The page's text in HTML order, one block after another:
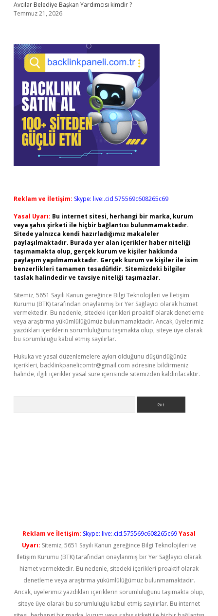
Avcılar Belediye Başkan Yardımcısı kimdir ?
Temmuz 21, 2026
Reklam ve İletişim: Skype: live:.cid.575569c608265c69
Yasal Uyarı: Bu internet sitesi, herhangi bir marka, kurum
veya şahıs şirketi ile hiçbir bağlantısı bulunmamaktadır.
Sitede yalnızca kendi hazırladığımız makaleler
paylaşılmaktadır. Burada yer alan içerikler haber niteliği
taşımamakta olup, gerçek kurum ve kişiler hakkında
paylaşım yapılmamaktadır. Gerçek kurum ve kişiler ile isim
benzerlikleri tamamen tesadüfidir. Sitemizdeki bilgiler
taslak halindedir ve tavsiye niteliği taşımazlar.
Sitemiz, 5651 Sayılı Kanun gereğince Bilgi Teknolojileri ve İletişim
Kurumu (BTK) tarafından onaylanmış bir Yer Sağlayıcı olarak hizmet
vermektedir. Bu nedenle, sitedeki içerikleri proaktif olarak denetleme
veya araştırma yükümlülüğümüz bulunmamaktadır. Ancak, üyelerimiz
yazdıkları içeriklerin sorumluluğunu taşımakta olup, siteye üye olarak
bu sorumluluğu kabul etmiş sayılırlar.
Hukuka ve yasal düzenlemelere aykırı olduğunu düşündüğünüz
içerikleri, backlinkpanelicomtr@gmail.com adresine bildirmeniz
halinde, ilgili içerikler yasal süre içerisinde sitemizden kaldırılacaktır.
Reklam ve İletişim: Skype: live:.cid.575569c608265c69Yasal
Uyarı: Sitemiz, 5651 Sayılı Kanun gereğince Bilgi Teknolojileri ve
İletişim Kurumu (BTK) tarafından onaylanmış bir Yer Sağlayıcı olarak
hizmet vermektedir. Bu nedenle, sitedeki içerikleri proaktif olarak
denetleme veya araştırma yükümlülüğümüz bulunmamaktadır.
Ancak, üyelerimiz yazdıkları içeriklerin sorumluluğunu taşımakta olup,
siteye üye olarak bu sorumluluğu kabul etmiş sayılırlar. Bu internet